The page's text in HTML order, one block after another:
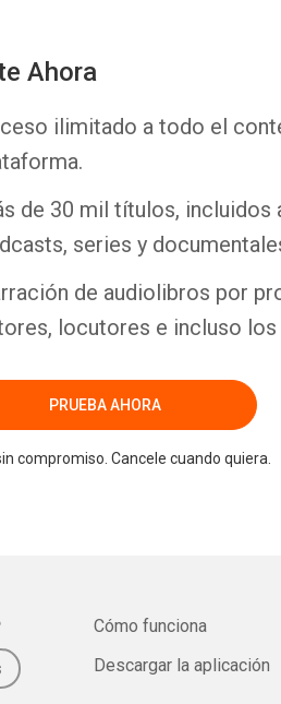
Ahora
ilimitado a todo el
de 30 mil títulos, incluidos
series y
de audiolibros por
locutores e incluso
PRUEBA AHORA
compromiso. Cancele cuando quiera.
Cómo funciona
Descargar la aplicación